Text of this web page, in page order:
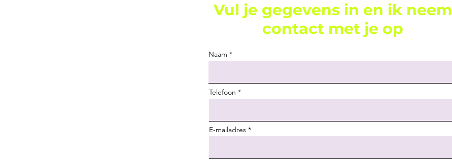
Naam
Telefoon
E-mailadres
Vul je gegevens in en ik neem
contact met je op